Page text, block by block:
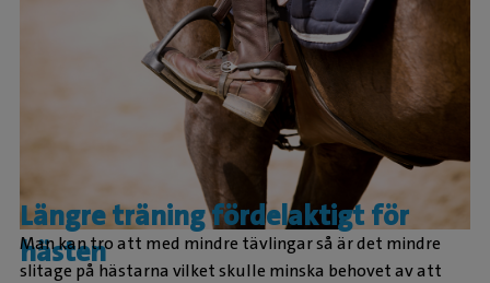
Längre träning fördelaktigt för
hästen
Man kan tro att med mindre tävlingar så är det mindre
slitage på hästarna vilket skulle minska behovet av att